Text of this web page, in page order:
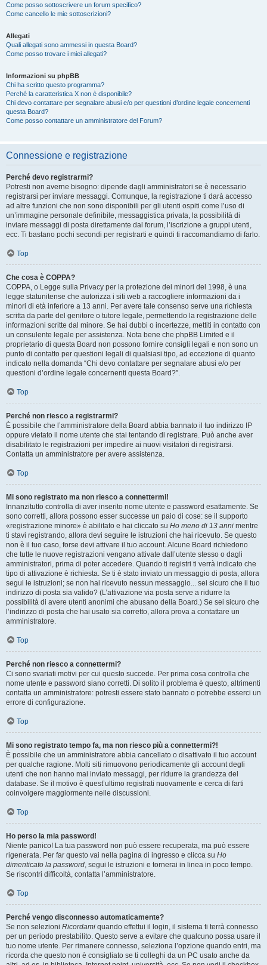
Come posso sottoscrivere un forum specifico?
Come cancello le mie sottoscrizioni?
Allegati
Quali allegati sono ammessi in questa Board?
Come posso trovare i miei allegati?
Informazioni su phpBB
Chi ha scritto questo programma?
Perché la caratteristica X non è disponibile?
Chi devo contattare per segnalare abusi e/o per questioni d’ordine legale concernenti
questa Board?
Come posso contattare un amministratore del Forum?
Connessione e registrazione
Perché devo registrarmi?
Potresti non averne bisogno: dipende dagli amministratori se è necessario
registrarsi per inviare messaggi. Comunque, la registrazione ti darà accesso
ad altre funzioni che non sono disponibili per gli utenti ospiti come l’uso di
un’immagine personale definibile, messaggistica privata, la possibilità di
inviare messaggi di posta direttamente dal forum, l’iscrizione a gruppi utenti,
ecc. Ti bastano pochi secondi per registrarti e quindi ti raccomandiamo di farlo.
Top
Che cosa è COPPA?
COPPA, o Legge sulla Privacy per la protezione dei minori del 1998, è una
legge statunitense che autorizza i siti web a raccogliere informazioni da i
minori di età inferiore a 13 anni. Per avere tale consenso serve una richiesta
scritta da parte del genitore o tutore legale, permettendo la registrazione delle
informazioni scritte dal minore. Se hai dubbi o incertezze, mettiti in contatto con
un consulente legale per assistenza. Nota bene che phpBB Limited e il
proprietario di questa Board non possono fornire consigli legali e non sono un
punto di contatto per questioni legali di qualsiasi tipo, ad eccezione di quanto
indicato nella domanda “Chi devo contattare per segnalare abusi e/o per
questioni d’ordine legale concernenti questa Board?”.
Top
Perché non riesco a registrarmi?
È possibile che l’amministratore della Board abbia bannato il tuo indirizzo IP
oppure vietato il nome utente che stai tentando di registrare. Può anche aver
disabilitato le registrazioni per impedire ai nuovi visitatori di registrarsi.
Contatta un amministratore per avere assistenza.
Top
Mi sono registrato ma non riesco a connettermi!
Innanzitutto controlla di aver inserito nome utente e password esattamente. Se
sono corretti, allora possono esser successe un paio di cose: se il supporto
«registrazione minore» è abilitato e hai cliccato su Ho meno di 13 anni mentre
ti stavi registrando, allora devi seguire le istruzioni che hai ricevuto. Se questo
non è il tuo caso, forse devi attivare il tuo account. Alcune Board richiedono
che tutte le nuove registrazioni vengano attivate dall’utente stesso o dagli
amministratori, prima di poter accedere. Quando ti registri ti verrà indicato che
tipo di attivazione è richiesta. Se ti è stato inviato un messaggio di posta, allora
segui le istruzioni; se non hai ricevuto nessun messaggio... sei sicuro che il tuo
indirizzo di posta sia valido? (L’attivazione via posta serve a ridurre la
possibilità di avere utenti anonimi che abusano della Board.) Se sei sicuro che
l’indirizzo di posta che hai usato sia corretto, allora prova a contattare un
amministratore.
Top
Perché non riesco a connettermi?
Ci sono svariati motivi per cui questo succede. Per prima cosa controlla che
nome utente e password siano corretti. Di solito il problema è questo, altrimenti
contatta un amministratore: potresti essere stato bannato o potrebbe esserci un
errore di configurazione.
Top
Mi sono registrato tempo fa, ma non riesco più a connettermi?!
È possibile che un amministratore abbia cancellato o disattivato il tuo account
per qualche ragione. Molti siti rimuovono periodicamente gli account degli
utenti che non hanno mai inviato messaggi, per ridurre la grandezza del
database. Se il motivo è quest’ultimo registrati nuovamente e cerca di farti
coinvolgere maggiormente nelle discussioni.
Top
Ho perso la mia password!
Niente panico! La tua password non può essere recuperata, ma può essere
rigenerata. Per far questo vai nella pagina di ingresso e clicca su Ho
dimenticato la password, segui le istruzioni e tornerai in linea in poco tempo.
Se riscontri difficoltà, contatta l’amministratore.
Top
Perché vengo disconnesso automaticamente?
Se non selezioni Ricordami quando effettui il login, il sistema ti terrà connesso
per un periodo prestabilito. Questo serve a evitare che qualcuno possa usare il
tuo nome utente. Per rimanere connesso, seleziona l’opzione quando entri, ma
ricorda che questo non è consigliato se ti colleghi da un PC usato anche da